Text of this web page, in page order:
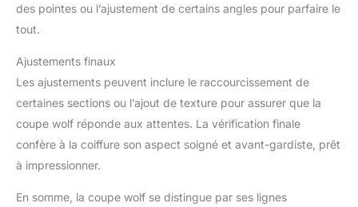
des pointes ou l’ajustement de certains angles pour parfaire le
tout.
Ajustements finaux
Les ajustements peuvent inclure le raccourcissement de
certaines sections ou l’ajout de texture pour assurer que la
coupe wolf réponde aux attentes. La vérification finale
confère à la coiffure son aspect soigné et avant-gardiste, prêt
à impressionner.
En somme, la coupe wolf se distingue par ses lignes